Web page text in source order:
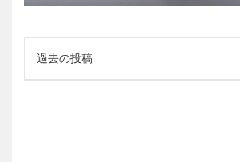
投
稿
ナ
過去の投稿